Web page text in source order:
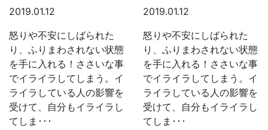
2019.01.12
怒りや不安にしばられた
り、ふりまわされない状態
を手に入れる！ささいな事
でイライラしてしまう。イ
ライラしている人の影響を
受けて、自分もイライラし
てしま･･･
2019.01.12
怒りや不安にしばられた
り、ふりまわされない状態
を手に入れる！ささいな事
でイライラしてしまう。イ
ライラしている人の影響を
受けて、自分もイライラし
てしま･･･